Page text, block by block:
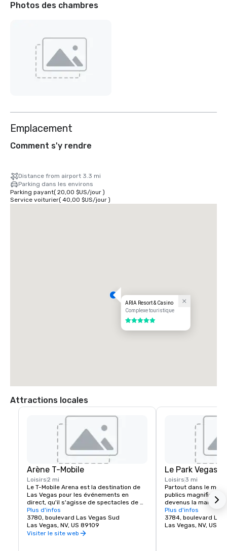
Photos des chambres
Emplacement
Comment s'y rendre
Distance from airport 3.3 mi
Parking dans les environs
Parking payant( 20,00 $US/jour)
Service voiturier( 40,00 $US/jour)
ARIA Resort & Casino
Complexe touristique
5 sur 5
Attractions locales
Arène T-Mobile
Loisirs2 mi
Le T-Mobile Arena est la destination de
Las Vegas pour les événements en
direct, qu'il s'agisse de spectacles de
musique époustouflants ou
d'événements sportifs palpitants, il a
établi une nouvelle norme pour ce que le
divertissement signifie dans la ville qui
Plus d'infos
3780, boulevard Las Vegas Sud
Las Vegas, NV, US 89109
Visiter le site web
Le Park Vegas
Loisirs 3 mi
Partout dans le
publics magnifiques
devenus la marque
belles villes et Las
exception. MGM
l'expérience
Plus d'infos
3784, boulevard Las
Las Vegas, NV, US